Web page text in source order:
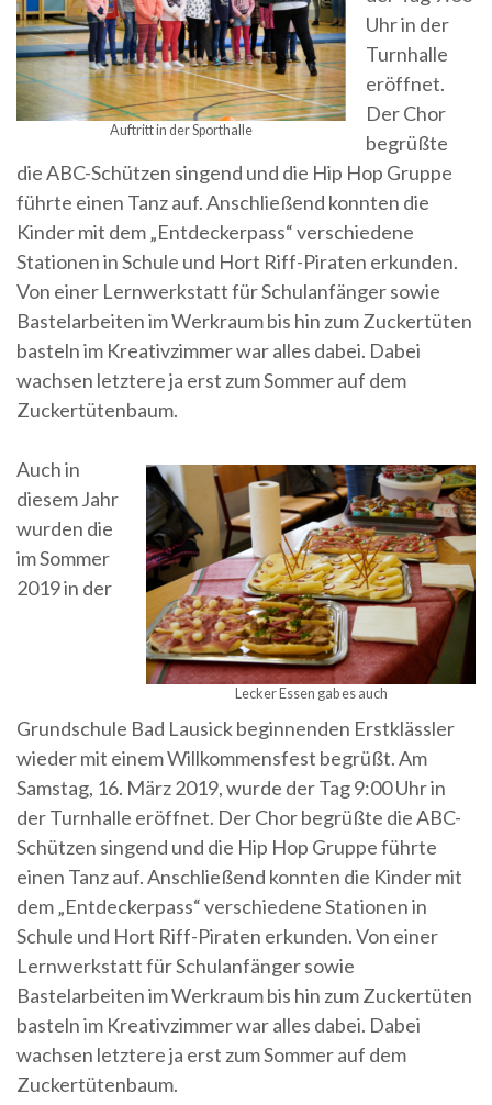
Auftritt in der Sporthalle
Uhr in der
Turnhalle
eröffnet.
Der Chor
begrüßte
die ABC-Schützen singend und die Hip Hop Gruppe
führte einen Tanz auf. Anschließend konnten die
Kinder mit dem „Entdeckerpass“ verschiedene
Stationen in Schule und Hort Riff-Piraten erkunden.
Von einer Lernwerkstatt für Schulanfänger sowie
Bastelarbeiten im Werkraum bis hin zum Zuckertüten
basteln im Kreativzimmer war alles dabei. Dabei
wachsen letztere ja erst zum Sommer auf dem
Zuckertütenbaum.
Lecker Essen gab es auch
Auch in
diesem Jahr
wurden die
im Sommer
2019 in der
Grundschule Bad Lausick beginnenden Erstklässler
wieder mit einem Willkommensfest begrüßt. Am
Samstag, 16. März 2019, wurde der Tag 9:00 Uhr in
der Turnhalle eröffnet. Der Chor begrüßte die ABC-
Schützen singend und die Hip Hop Gruppe führte
einen Tanz auf. Anschließend konnten die Kinder mit
dem „Entdeckerpass“ verschiedene Stationen in
Schule und Hort Riff-Piraten erkunden. Von einer
Lernwerkstatt für Schulanfänger sowie
Bastelarbeiten im Werkraum bis hin zum Zuckertüten
basteln im Kreativzimmer war alles dabei. Dabei
wachsen letztere ja erst zum Sommer auf dem
Zuckertütenbaum.